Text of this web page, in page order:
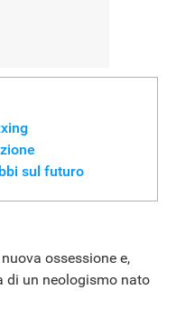
sul futuro
ossessione e,
di un neologismo nato